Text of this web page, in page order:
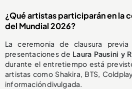
¿Qué artistas participarán en la
del Mundial 2026?
La ceremonia de clausura
presentaciones de Laura Pausini y
durante el entretiempo está
artistas como Shakira, BTS,
información divulgada.